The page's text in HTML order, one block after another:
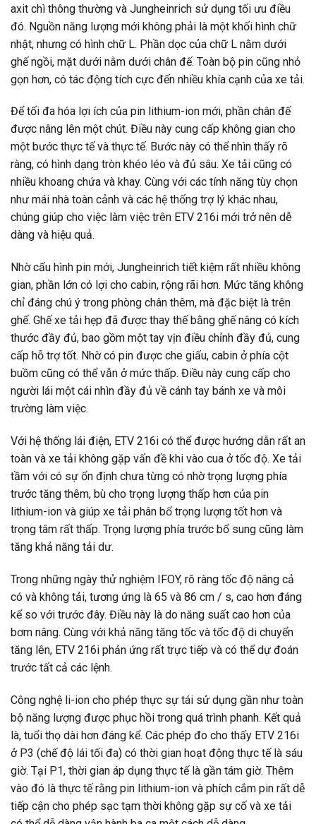
axit chì thông thường và Jungheinrich sử dụng tối ưu điều
đó. Nguồn năng lượng mới không phải là một khối hình chữ
nhật, nhưng có hình chữ L. Phần dọc của chữ L nằm dưới
ghế ngồi, mặt dưới nằm dưới chân đế. Toàn bộ pin cũng nhỏ
gọn hơn, có tác động tích cực đến nhiều khía cạnh của xe tải.
Để tối đa hóa lợi ích của pin lithium-ion mới, phần chân đế
được nâng lên một chút. Điều này cung cấp không gian cho
một bước thực tế và thực tế. Bước này có thể nhìn thấy rõ
ràng, có hình dạng tròn khéo léo và đủ sâu. Xe tải cũng có
nhiều khoang chứa và khay. Cùng với các tính năng tùy chọn
như mái nhà toàn cảnh và các hệ thống trợ lý khác nhau,
chúng giúp cho việc làm việc trên ETV 216i mới trở nên dễ
dàng và hiệu quả.
Nhờ cấu hình pin mới, Jungheinrich tiết kiệm rất nhiều không
gian, phần lớn có lợi cho cabin, rộng rãi hơn. Mức tăng không
chỉ đáng chú ý trong phòng chân thêm, mà đặc biệt là trên
ghế. Ghế xe tải hẹp đã được thay thế bằng ghế nâng có kích
thước đầy đủ, bao gồm một tay vịn điều chỉnh đầy đủ, cung
cấp hỗ trợ tốt. Nhờ có pin được che giấu, cabin ở phía cột
buồm cũng có thể vẫn ở mức thấp. Điều này cung cấp cho
người lái một cái nhìn đầy đủ về cánh tay bánh xe và môi
trường làm việc.
Với hệ thống lái điện, ETV 216i có thể được hướng dẫn rất an
toàn và xe tải không gặp vấn đề khi vào cua ở tốc độ. Xe tải
tầm với có sự ổn định chưa từng có nhờ trọng lượng phía
trước tăng thêm, bù cho trọng lượng thấp hơn của pin
lithium-ion và giúp xe tải phân bổ trọng lượng tốt hơn và
trọng tâm rất thấp. Trọng lượng phía trước bổ sung cũng làm
tăng khả năng tải dư.
Trong những ngày thử nghiệm IFOY, rõ ràng tốc độ nâng cả
có và không tải, tương ứng là 65 và 86 cm / s, cao hơn đáng
kể so với trước đây. Điều này là do năng suất cao hơn của
bơm nâng. Cùng với khả năng tăng tốc và tốc độ di chuyển
tăng lên, ETV 216i phản ứng rất trực tiếp và có thể dự đoán
trước tất cả các lệnh.
Công nghệ li-ion cho phép thực sự tái sử dụng gần như toàn
bộ năng lượng được phục hồi trong quá trình phanh. Kết quả
là, tuổi thọ dài hơn đáng kể. Các phép đo cho thấy ETV 216i
ở P3 (chế độ lái tối đa) có thời gian hoạt động thực tế là sáu
giờ. Tại P1, thời gian áp dụng thực tế là gần tám giờ. Thêm
vào đó là thực tế rằng pin lithium-ion và phích cắm pin rất dễ
tiếp cận cho phép sạc tạm thời không gặp sự cố và xe tải